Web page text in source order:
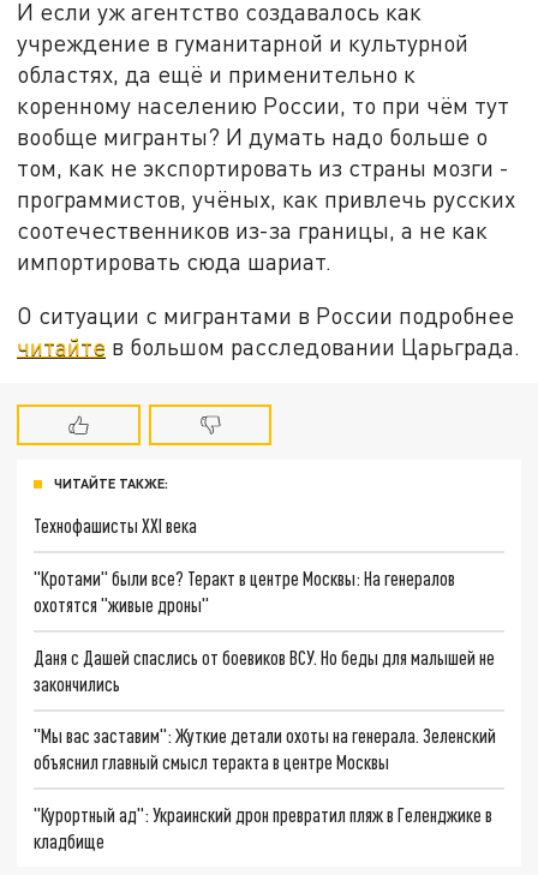
И если уж агентство создавалось как
учреждение в гуманитарной и культурной
областях, да ещё и применительно к
коренному населению России, то при чём тут
вообще мигранты? И думать надо больше о
том, как не экспортировать из страны мозги -
программистов, учёных, как привлечь русских
соотечественников из-за границы, а не как
импортировать сюда шариат.
О ситуации с мигрантами в России подробнее
читайте в большом расследовании Царьграда.
ЧИТАЙТЕ ТАКЖЕ:
Технофашисты XXI века
"Кротами" были все? Теракт в центре Москвы: На генералов
охотятся "живые дроны"
Даня с Дашей спаслись от боевиков ВСУ. Но беды для малышей не
закончились
"Мы вас заставим": Жуткие детали охоты на генерала. Зеленский
объяснил главный смысл теракта в центре Москвы
"Курортный ад": Украинский дрон превратил пляж в Геленджике в
кладбище